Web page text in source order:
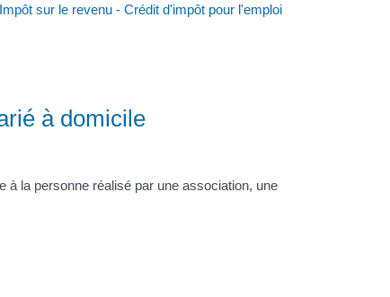
Impôt sur le revenu - Crédit d'impôt pour l'emploi
à domicile
à la personne réalisé par une association, une